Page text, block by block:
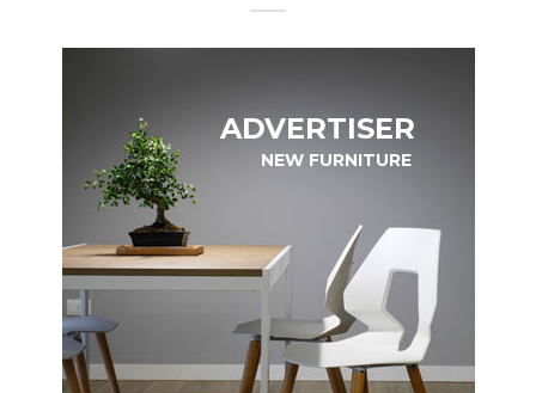
ADVERTISER
NEW FURNITURE